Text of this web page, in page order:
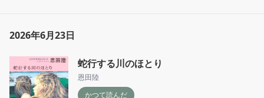
2026年6月23日
蛇行する川のほとり
恩田陸
かつて読んだ